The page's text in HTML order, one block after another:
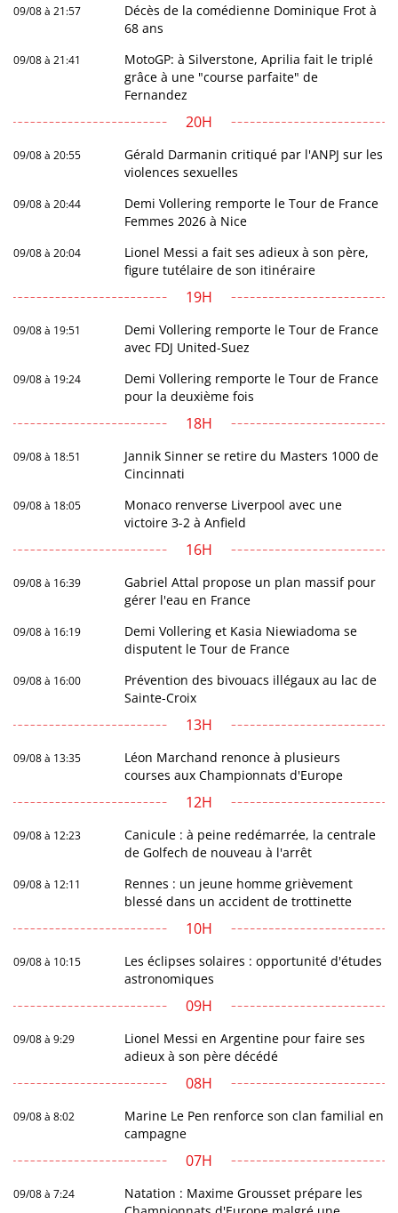
09/08 à 21:57
Décès de la comédienne Dominique Frot à
68 ans
09/08 à 21:41
MotoGP: à Silverstone, Aprilia fait le triplé
grâce à une "course parfaite" de
Fernandez
20H
09/08 à 20:55
Gérald Darmanin critiqué par l'ANPJ sur les
violences sexuelles
09/08 à 20:44
Demi Vollering remporte le Tour de France
Femmes 2026 à Nice
09/08 à 20:04
Lionel Messi a fait ses adieux à son père,
figure tutélaire de son itinéraire
19H
09/08 à 19:51
Demi Vollering remporte le Tour de France
avec FDJ United-Suez
09/08 à 19:24
Demi Vollering remporte le Tour de France
pour la deuxième fois
18H
09/08 à 18:51
Jannik Sinner se retire du Masters 1000 de
Cincinnati
09/08 à 18:05
Monaco renverse Liverpool avec une
victoire 3-2 à Anfield
16H
09/08 à 16:39
Gabriel Attal propose un plan massif pour
gérer l'eau en France
09/08 à 16:19
Demi Vollering et Kasia Niewiadoma se
disputent le Tour de France
09/08 à 16:00
Prévention des bivouacs illégaux au lac de
Sainte-Croix
13H
09/08 à 13:35
Léon Marchand renonce à plusieurs
courses aux Championnats d'Europe
12H
09/08 à 12:23
Canicule : à peine redémarrée, la centrale
de Golfech de nouveau à l'arrêt
09/08 à 12:11
Rennes : un jeune homme grièvement
blessé dans un accident de trottinette
10H
09/08 à 10:15
Les éclipses solaires : opportunité d'études
astronomiques
09H
09/08 à 9:29
Lionel Messi en Argentine pour faire ses
adieux à son père décédé
08H
09/08 à 8:02
Marine Le Pen renforce son clan familial en
campagne
07H
09/08 à 7:24
Natation : Maxime Grousset prépare les